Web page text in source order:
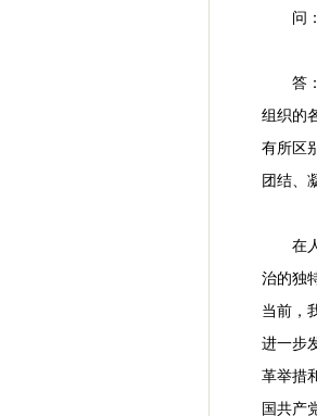
问
答
组织的
有所区
团结、
在
治的独
当前，
进一步
革举措
国共产